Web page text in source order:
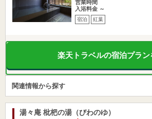
営業時間
入浴料金 ～
宿泊 紅葉
楽天トラベルの宿泊プラン
関連情報から探す
湯々庵 枇杷の湯（びわのゆ）